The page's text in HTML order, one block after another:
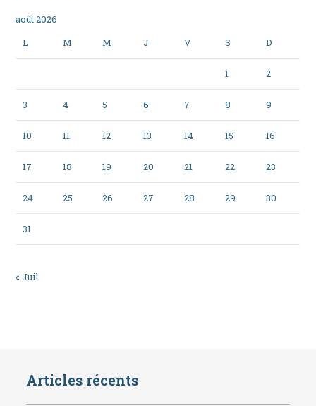
août 2026
L
M M J V S D
1 2
3 4 5 6 7 8 9
10 11 12 13 14 15 16
17 18 19 20 21 22 23
24 25 26 27 28 29 30
31
« Juil
Articles récents